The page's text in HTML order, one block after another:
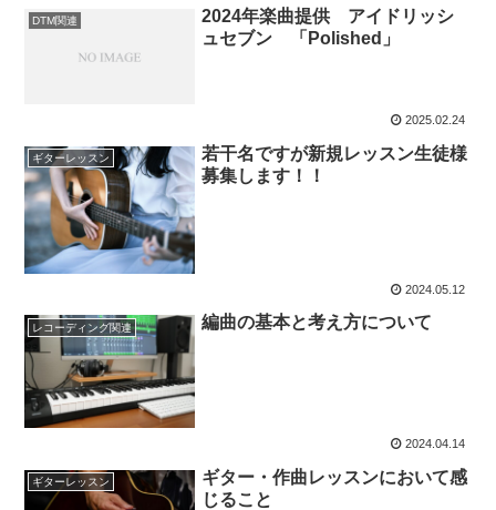
DTM関連
2024年楽曲提供 アイドリッシ
ュセブン 「Polished」
2025.02.24
ギターレッスン
若干名ですが新規レッスン生徒様
募集します！！
2024.05.12
レコーディング関連 編曲の基本と考え方について
2024.04.14
ギターレッスン
ギター・作曲レッスンにおいて感
じること